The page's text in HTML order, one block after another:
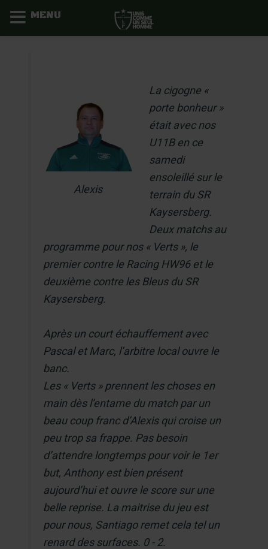
Alexis
La cigogne «
porte bonheur »
était avec nos
U11B en ce
samedi
ensoleillé sur le
terrain du SR
Kaysersberg.
Deux matchs au
programme pour nos « Verts », le
premier contre le Racing HW96 et le
deuxième contre les Bleus du SR
Kaysersberg.
Après un court échauffement avec
Pascal et Marc, l’arbitre local ouvre le
banc.
Les « Verts » prennent les choses en
main dès l’entame du match par un
beau coup franc d’Alexis qui croise un
peu trop sa frappe. Pas besoin
d’attendre longtemps pour voir le 1er
but, Anthony est bien présent
aujourd’hui et ouvre le score sur une
belle reprise. La maitrise du jeu est
pour nous, Santiago remet cela tel un
renard des surfaces. 0 - 2.
MENU